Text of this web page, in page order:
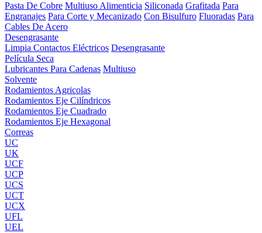
Pasta De Cobre Multiuso Alimenticia Siliconada Grafitada Para
Engranajes Para Corte y Mecanizado Con Bisulfuro Fluoradas Para
Cables De Acero
Desengrasante
Limpia Contactos Eléctricos Desengrasante
Película Seca
Lubricantes Para Cadenas Multiuso
Solvente
Rodamientos Agricolas
Rodamientos Eje Cilíndricos
Rodamientos Eje Cuadrado
Rodamientos Eje Hexagonal
Correas
UC
UK
UCF
UCP
UCS
UCT
UCX
UFL
UEL